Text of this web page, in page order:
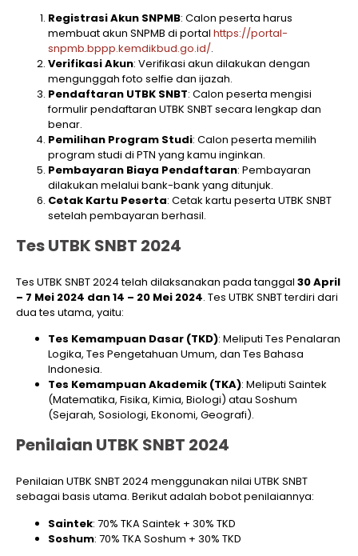
Registrasi Akun SNPMB: Calon peserta harus
membuat akun SNPMB di portal https://portal-
snpmb.bppp.kemdikbud.go.id/.
Verifikasi Akun: Verifikasi akun dilakukan dengan
mengunggah foto selfie dan ijazah.
Pendaftaran UTBK SNBT: Calon peserta mengisi
formulir pendaftaran UTBK SNBT secara lengkap dan
benar.
Pemilihan Program Studi: Calon peserta memilih
program studi di PTN yang kamu inginkan.
Pembayaran Biaya Pendaftaran: Pembayaran
dilakukan melalui bank-bank yang ditunjuk.
Cetak Kartu Peserta: Cetak kartu peserta UTBK SNBT
setelah pembayaran berhasil.
Tes UTBK SNBT 2024
Tes UTBK SNBT 2024 telah dilaksanakan pada tanggal 30 April
– 7 Mei 2024 dan 14 – 20 Mei 2024. Tes UTBK SNBT terdiri dari
dua tes utama, yaitu:
Tes Kemampuan Dasar (TKD): Meliputi Tes Penalaran
Logika, Tes Pengetahuan Umum, dan Tes Bahasa
Indonesia.
Tes Kemampuan Akademik (TKA): Meliputi Saintek
(Matematika, Fisika, Kimia, Biologi) atau Soshum
(Sejarah, Sosiologi, Ekonomi, Geografi).
Penilaian UTBK SNBT 2024
Penilaian UTBK SNBT 2024 menggunakan nilai UTBK SNBT
sebagai basis utama. Berikut adalah bobot penilaiannya:
Saintek: 70% TKA Saintek + 30% TKD
Soshum: 70% TKA Soshum + 30% TKD